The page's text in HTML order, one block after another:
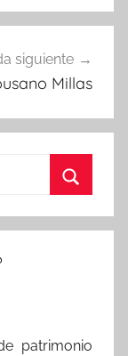
siguiente
Millas
patrimonio